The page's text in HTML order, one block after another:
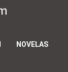
NOVELAS